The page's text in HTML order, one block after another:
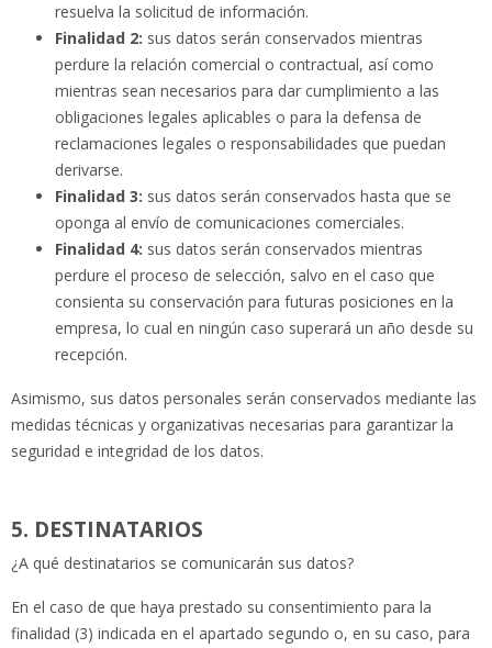
resuelva la solicitud de información.
Finalidad 2: sus datos serán conservados mientras
perdure la relación comercial o contractual, así como
mientras sean necesarios para dar cumplimiento a las
obligaciones legales aplicables o para la defensa de
reclamaciones legales o responsabilidades que puedan
derivarse.
Finalidad 3: sus datos serán conservados hasta que se
oponga al envío de comunicaciones comerciales.
Finalidad 4: sus datos serán conservados mientras
perdure el proceso de selección, salvo en el caso que
consienta su conservación para futuras posiciones en la
empresa, lo cual en ningún caso superará un año desde su
recepción.
Asimismo, sus datos personales serán conservados mediante las
medidas técnicas y organizativas necesarias para garantizar la
seguridad e integridad de los datos.
5. DESTINATARIOS
¿A qué destinatarios se comunicarán sus datos?
En el caso de que haya prestado su consentimiento para la
finalidad (3) indicada en el apartado segundo o, en su caso, para